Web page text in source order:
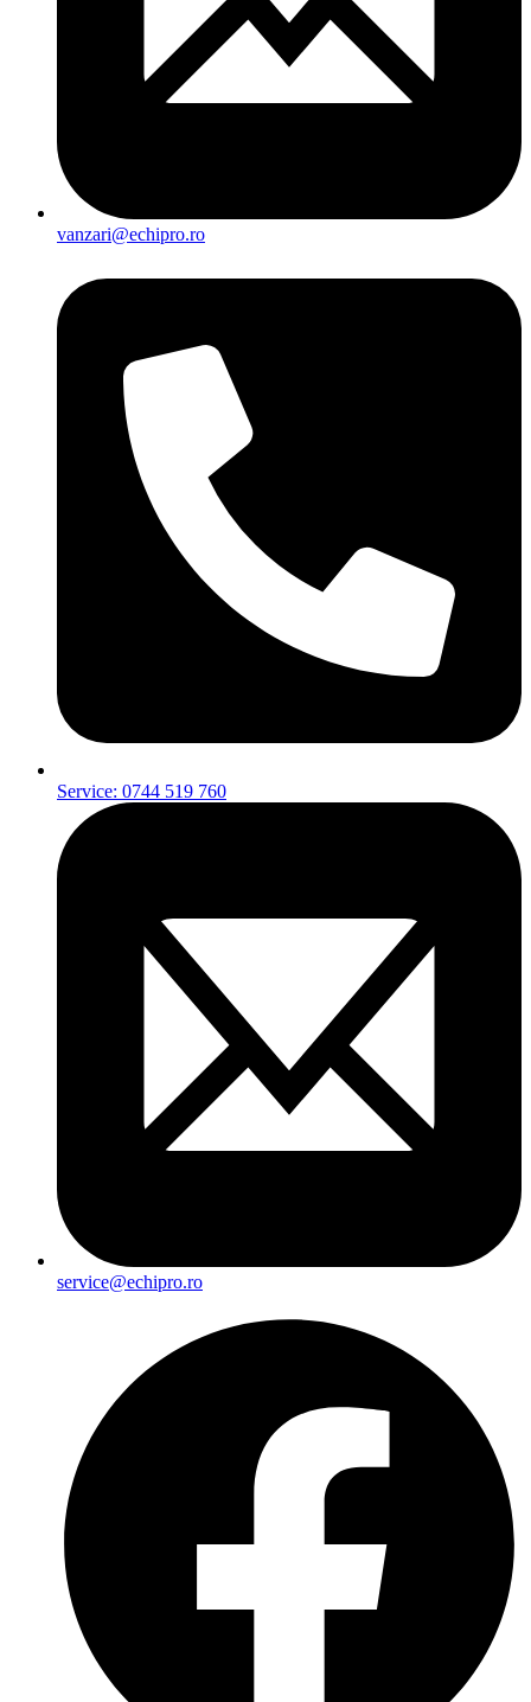
vanzari@echipro.ro
Service: 0744 519 760
service@echipro.ro